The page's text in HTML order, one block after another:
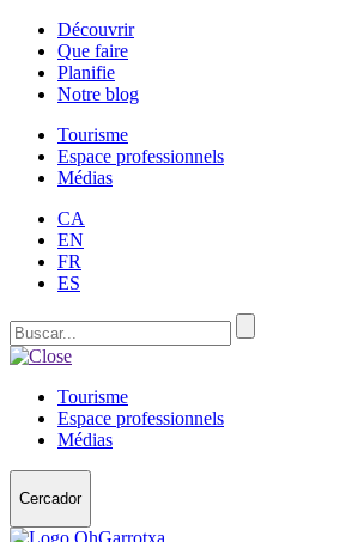
Découvrir
Que faire
Planifie
Notre blog
Tourisme
Espace professionnels
Médias
CA
EN
FR
ES
Tourisme
Espace professionnels
Médias
Cercador